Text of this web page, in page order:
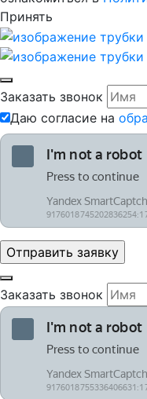
Принять
Заказать звонок
Даю согласие на
Заказать звонок